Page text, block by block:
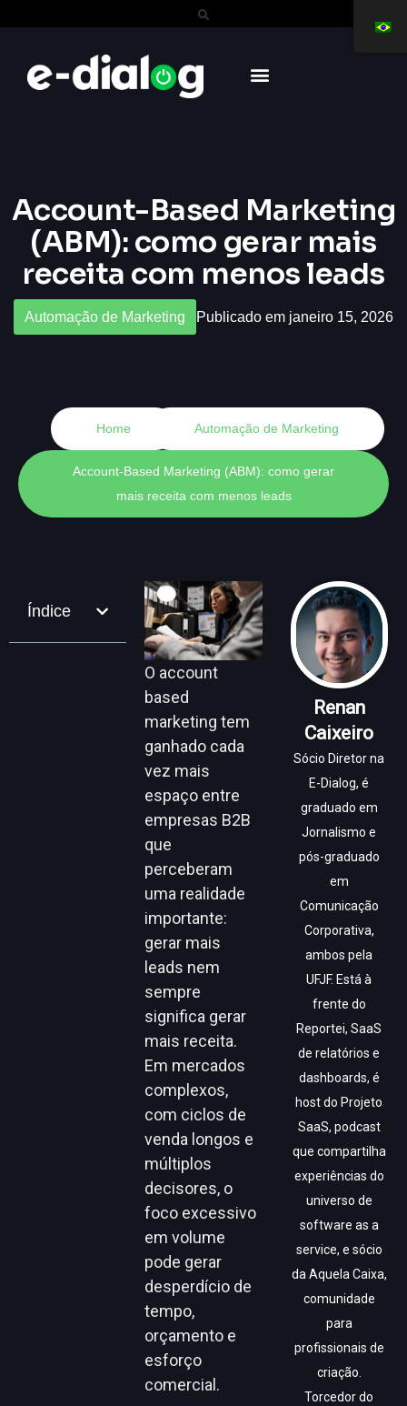
Account-Based Marketing
(ABM): como gerar mais
receita com menos leads
Automação de Marketing Publicado em janeiro 15, 2026
Home Automação de Marketing
Account-Based Marketing (ABM): como gerar
mais receita com menos leads
Índice
O account
based
marketing tem
ganhado cada
vez mais
espaço entre
empresas B2B
que
perceberam
uma realidade
importante:
gerar mais
leads nem
sempre
significa gerar
mais receita.
Em mercados
complexos,
com ciclos de
venda longos e
múltiplos
decisores, o
foco excessivo
em volume
pode gerar
desperdício de
tempo,
orçamento e
esforço
comercial.
Renan
Caixeiro
Sócio Diretor na
E-Dialog, é
graduado em
Jornalismo e
pós-graduado
em
Comunicação
Corporativa,
ambos pela
UFJF. Está à
frente do
Reportei, SaaS
de relatórios e
dashboards, é
host do Projeto
SaaS, podcast
que compartilha
experiências do
universo de
software as a
service, e sócio
da Aquela Caixa,
comunidade
para
profissionais de
criação.
Torcedor do